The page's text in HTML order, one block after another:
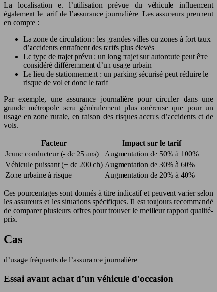
La localisation et l’utilisation prévue du véhicule influencent
également le tarif de l’assurance journalière. Les assureurs prennent
en compte :
La zone de circulation : les grandes villes ou zones à fort taux
d’accidents entraînent des tarifs plus élevés
Le type de trajet prévu : un long trajet sur autoroute peut être
considéré différemment d’un usage urbain
Le lieu de stationnement : un parking sécurisé peut réduire le
risque de vol et donc le tarif
Par exemple, une assurance journalière pour circuler dans une
grande métropole sera généralement plus onéreuse que pour un
usage en zone rurale, en raison des risques accrus d’accidents et de
vols.
Facteur
Impact sur le tarif
Jeune conducteur (- de 25 ans)
Augmentation de 50% à 100%
Véhicule puissant (+ de 200 ch) Augmentation de 30% à 60%
Zone urbaine à risque
Augmentation de 20% à 40%
Ces pourcentages sont donnés à titre indicatif et peuvent varier selon
les assureurs et les situations spécifiques. Il est toujours recommandé
de comparer plusieurs offres pour trouver le meilleur rapport qualité-
prix.
Cas
d’usage fréquents de l’assurance journalière
Essai avant achat d’un véhicule d’occasion